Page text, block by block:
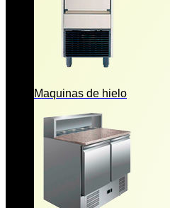
Maquinas de hielo